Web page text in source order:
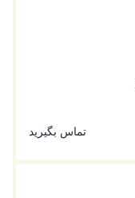
تماس بگیرید